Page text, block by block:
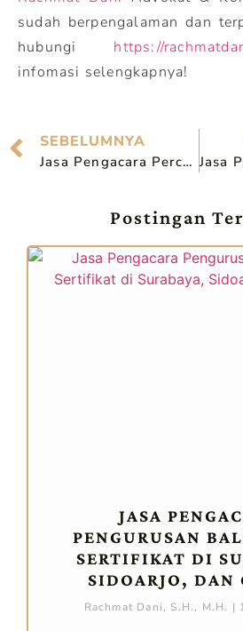
sudah berpengalaman dan
hubungi https://
infomasi selengkapnya!
SEBELUMNYA
Jasa Pengacara Perceraian Berkualitas di Mojokerto
Postingan
JASA
PENGURUSAN
SERTIFIKAT DI
SIDOARJO, DAN
Rachmat Dani, S.H., M.H.